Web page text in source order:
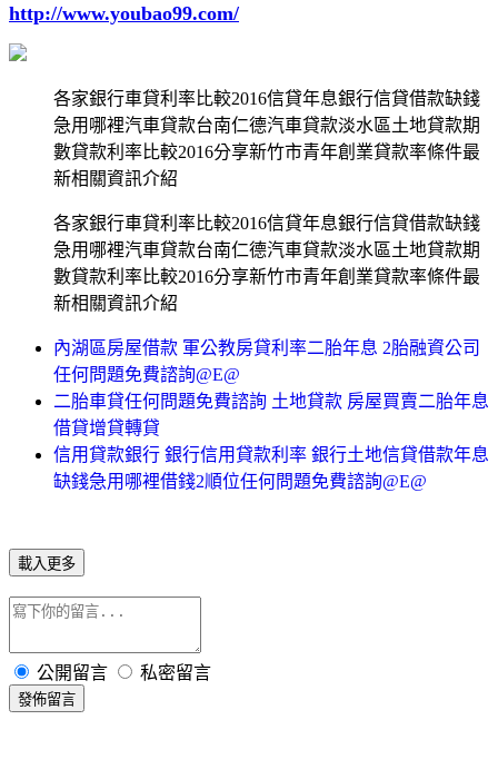
http://www.youbao99.com/
各家銀行車貸利率比較2016信貸年息銀行信貸借款缺錢
急用哪裡汽車貸款台南仁德汽車貸款淡水區土地貸款期
數貸款利率比較2016分享新竹市青年創業貸款率條件最
新相關資訊介紹
各家銀行車貸利率比較2016信貸年息銀行信貸借款缺錢
急用哪裡汽車貸款台南仁德汽車貸款淡水區土地貸款期
數貸款利率比較2016分享新竹市青年創業貸款率條件最
新相關資訊介紹
內湖區房屋借款 軍公教房貸利率二胎年息 2胎融資公司
任何問題免費諮詢@E@
二胎車貸任何問題免費諮詢 土地貸款 房屋買賣二胎年息
借貸增貸轉貸
信用貸款銀行 銀行信用貸款利率 銀行土地信貸借款年息
缺錢急用哪裡借錢2順位任何問題免費諮詢@E@
載入更多
公開留言 私密留言
發佈留言